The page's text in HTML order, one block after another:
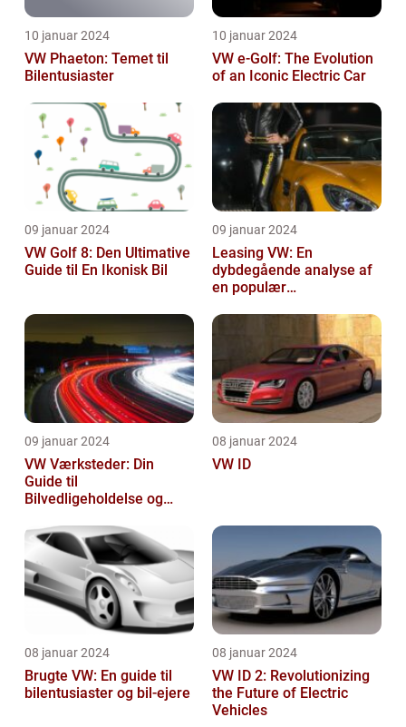
10 januar 2024
VW Phaeton: Temet til
Bilentusiaster
10 januar 2024
VW e-Golf: The Evolution
of an Iconic Electric Car
09 januar 2024
VW Golf 8: Den Ultimative
Guide til En Ikonisk Bil
09 januar 2024
Leasing VW: En
dybdegående analyse af
en populær
09 januar 2024
VW Værksteder: Din
Guide til
Bilvedligeholdelse og
08 januar 2024
VW ID
08 januar 2024
Brugte VW: En guide til
bilentusiaster og bil-ejere
08 januar 2024
VW ID 2: Revolutionizing
the Future of Electric
Vehicles